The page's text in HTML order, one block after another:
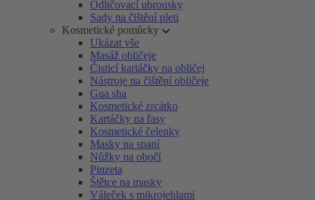
Odličovací ubrousky
Sady na čištění pleti
Kosmetické pomůcky
Ukázat vše
Masáž obličeje
Čisticí kartáčky na obličej
Nástroje na čištění obličeje
Gua sha
Kosmetické zrcátko
Kartáčky na řasy
Kosmetické čelenky
Masky na spaní
Nůžky na obočí
Pinzeta
Štětce na masky
Váleček s mikrojehlami